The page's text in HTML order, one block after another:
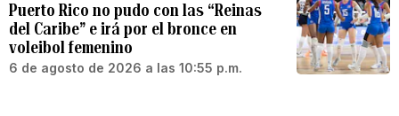
Puerto Rico no pudo con las “Reinas
del Caribe” e irá por el bronce en
voleibol femenino
6 de agosto de 2026 a las 10:55 p.m.